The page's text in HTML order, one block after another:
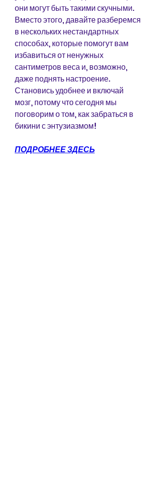
они могут быть такими скучными.
Вместо этого, давайте разберемся
в нескольких нестандартных
способах, которые помогут вам
избавиться от ненужных
сантиметров веса и, возможно,
даже поднять настроение.
Становись удобнее и включай
мозг, потому что сегодня мы
поговорим о том, как забраться в
бикини с энтузиазмом!
ПОДРОБНЕЕ ЗДЕСЬ